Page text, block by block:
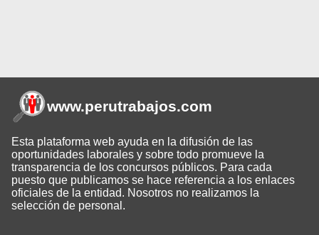
www.perutrabajos.com
Esta plataforma web ayuda en la difusión de las
oportunidades laborales y sobre todo promueve la
transparencia de los concursos públicos. Para cada
puesto que publicamos se hace referencia a los enlaces
oficiales de la entidad. Nosotros no realizamos la
selección de personal.